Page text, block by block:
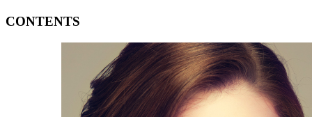
CONTENTS